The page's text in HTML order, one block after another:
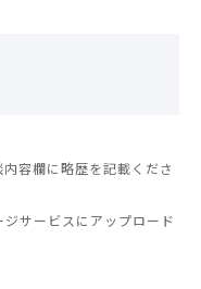
容欄に略歴を記載くださ
サービスにアップロード